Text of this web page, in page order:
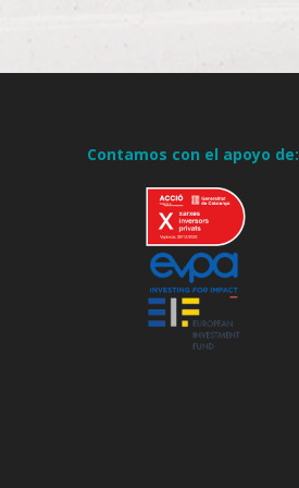
Contamos con el apoyo de: